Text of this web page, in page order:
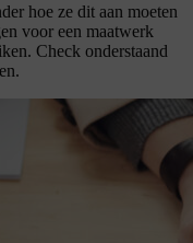
hoe ze dit aan moeten
voor een maatwerk
Check onderstaand